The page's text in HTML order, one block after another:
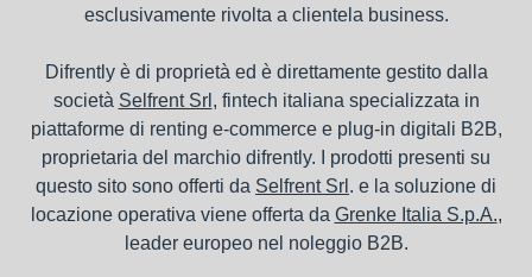
esclusivamente rivolta a clientela business.
Difrently è di proprietà ed è direttamente gestito dalla
società Selfrent Srl , fintech italiana specializzata in
piattaforme di renting e-commerce e plug-in digitali B2B,
proprietaria del marchio difrently. I prodotti presenti su
questo sito sono offerti da Selfrent Srl . e la soluzione di
locazione operativa viene offerta da Grenke Italia S.p.A.,
leader europeo nel noleggio B2B.